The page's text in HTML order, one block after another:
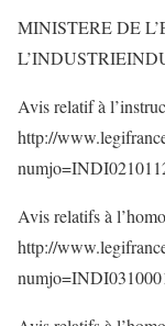
MINISTERE DE
Avis relatif à
http://
Avis relatifs à
http://